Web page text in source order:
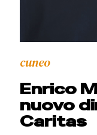
cuneo
Enrico
nuovo
Caritas